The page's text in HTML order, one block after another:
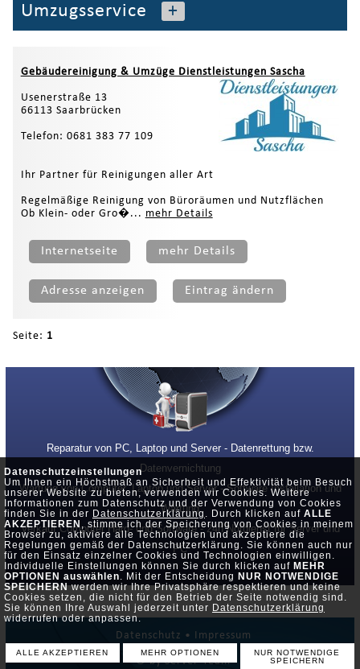
Datenschutzeinstellungen
Um Ihnen ein Höchstmaß an Sicherheit und Effektivität beim Besuch
unserer Website zu bieten, verwenden wir Cookies. Weitere
Informationen zum Datenschutz und der Verwendung von Cookies
finden Sie in der Datenschutzerklärung . Durch klicken auf ALLE
AKZEPTIEREN , stimme ich der Speicherung von Cookies in meinem
Browser zu, aktiviere alle Technologien und akzeptiere die
Regelungen gemäß der Datenschutzerklärung. Sie können auch nur
für den Einsatz einzelner Cookies und Technologien einwilligen.
Individuelle Einstellungen können Sie durch klicken auf MEHR
OPTIONEN auswählen. Mit der Entscheidung NUR NOTWENDIGE
SPEICHERNwerden wir Ihre Privatsphäre respektieren und keine
Cookies setzen, die nicht für den Betrieb der Seite notwendig sind.
Sie können Ihre Auswahl jederzeit unter Datenschutzerklärung
widerrufen oder anpassen.
ALLE AKZEPTIEREN MEHR OPTIONEN
NUR NOTWENDIGE
SPEICHERN
Umzugsservice
+
Gebäudereinigung & Umzüge Dienstleistungen Sascha
Usenerstraße 13
66113 Saarbrücken
Telefon: 0681 383 77 109
Ihr Partner für Reinigungen aller Art
Regelmäßige Reinigung von Büroräumen und Nutzflächen
Ob Klein- oder Gro�... mehr Details
Internetseite mehr Details
Adresse anzeigen Eintrag ändern
Seite: 1
Reparatur von PC, Laptop und Server - Datenrettung bzw.
Datenvernichtung
Wartung von Computer, Laptop und Server - Software Installation und
Wartung
Verkauf Computer Hard- und Software - 24h Notdienst für Server und
PC
Datenschutz • Impressum
© by Server-Team